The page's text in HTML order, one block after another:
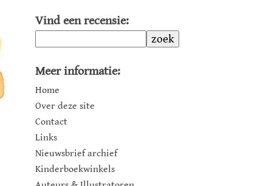
Vind een recensie:
zoek
Meer informatie:
Home
Over deze site
Contact
Links
Nieuwsbrief archief
Kinderboekwinkels